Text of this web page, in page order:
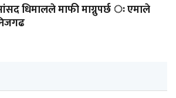
धिमालले माफी माग्नुपर्छ ः एमाले